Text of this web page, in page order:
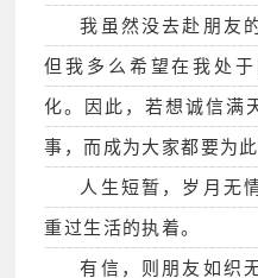
我虽然没去赴朋友
但我多么希望在我处
化。因此，若想诚信满
事，而成为大家都要为
人生短暂，岁月无
重过生活的执着。
有信，则朋友如织